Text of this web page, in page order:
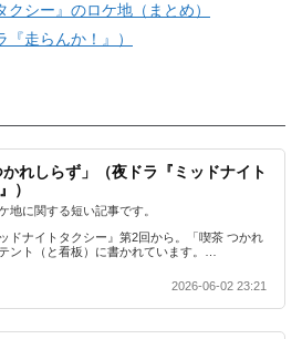
シー』のロケ地（まとめ）
走らんか！』）
かれしらず」（夜ドラ『ミッドナイト
）
地に関する短い記事です。
ドナイトタクシー』第2回から。「喫茶 つかれ
ント（と看板）に書かれています。…
2026-06-02 23:21